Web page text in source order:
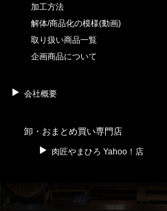
加工方法
解体/商品化の模様(動画)
取り扱い商品一覧
企画商品について
会社概要
卸・おまとめ買い専門店
肉匠やまひろ Yahoo！店